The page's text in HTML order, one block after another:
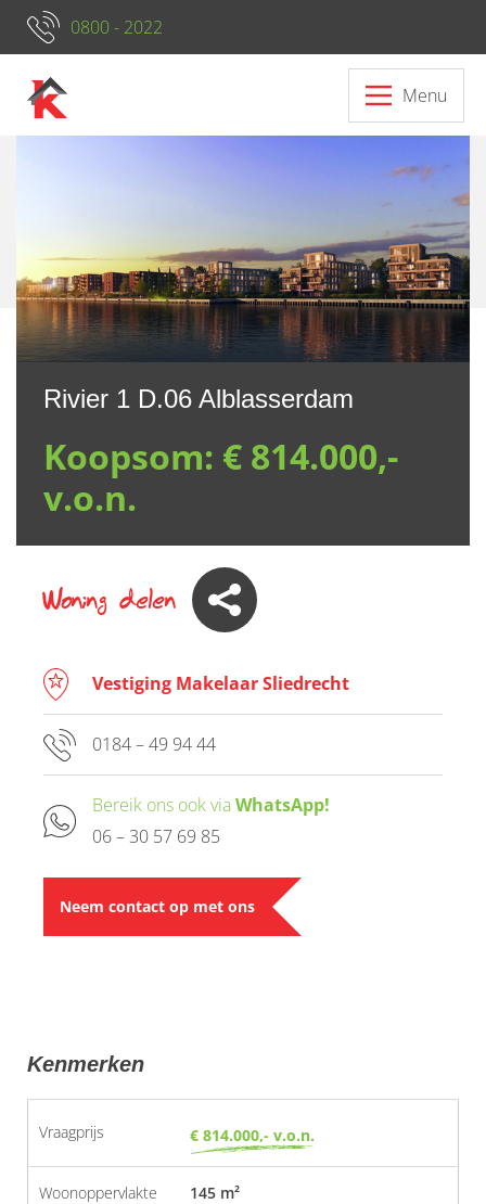
0800 - 2022
Menu
Rivier 1 D.06 Alblasserdam
Koopsom: € 814.000,-
v.o.n.
Woning delen
Vestiging Makelaar Sliedrecht
0184 – 49 94 44
Bereik ons ook viaWhatsApp!
06 – 30 57 69 85
Neem contact op met ons
Neem contact op met ons
Kenmerken
Vraagprijs € 814.000,- v.o.n.
Woonoppervlakte 145 m²